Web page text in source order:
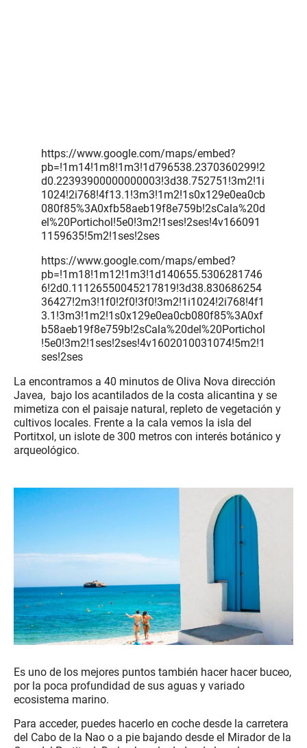
https://www.google.com/maps/embed?
pb=!1m14!1m8!1m3!1d796538.2370360299!2
d0.22393900000000003!3d38.752751!3m2!1i
1024!2i768!4f13.1!3m3!1m2!1s0x129e0ea0cb
080f85%3A0xfb58aeb19f8e759b!2sCala%20d
el%20Portichol!5e0!3m2!1ses!2ses!4v166091
1159635!5m2!1ses!2ses
https://www.google.com/maps/embed?
pb=!1m18!1m12!1m3!1d140655.5306281746
6!2d0.11126550045217819!3d38.830686254
36427!2m3!1f0!2f0!3f0!3m2!1i1024!2i768!4f1
3.1!3m3!1m2!1s0x129e0ea0cb080f85%3A0xf
b58aeb19f8e759b!2sCala%20del%20Portichol
!5e0!3m2!1ses!2ses!4v1602010031074!5m2!1
ses!2ses
La encontramos a 40 minutos de Oliva Nova dirección
Javea, bajo los acantilados de la costa alicantina y se
mimetiza con el paisaje natural, repleto de vegetación y
cultivos locales. Frente a la cala vemos la isla del
Portitxol, un islote de 300 metros con interés botánico y
arqueológico.
Es uno de los mejores puntos también hacer hacer buceo,
por la poca profundidad de sus aguas y variado
ecosistema marino.
Para acceder, puedes hacerlo en coche desde la carretera
del Cabo de la Nao o a pie bajando desde el Mirador de la